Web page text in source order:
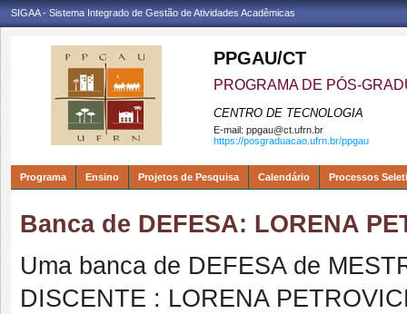
SIGAA - Sistema Integrado de Gestão de Atividades Acadêmicas
PPGAU/CT
PROGRAMA DE PÓS-
CENTRO DE TECNOLOGIA
E-mail: ppgau@ct.ufrn.br
https://posgraduacao.ufrn.br/ppgau
Programa Ensino Projetos de Pesquisa Calendário Processos
Banca de DEFESA: LORENA
Uma banca de DEFESA de
DISCENTE : LORENA